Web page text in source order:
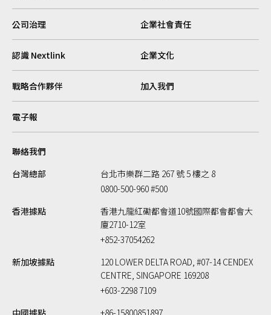
公司治理 企業社會責任
認識 Nextlink 企業文化
戰略合作夥伴 加入我們
電子報
聯絡我們
台灣總部
台北市樂群二路 267 號 5 樓之 8
0800-500-960 #500
香港據點
香港九龍紅磡都會道10號國際都會都會大
廈2710-12室
+852-37054262
新加坡據點
120 LOWER DELTA ROAD, #07-14 CENDEX
CENTRE, SINGAPORE 169208
+603-2298 7109
中國據點
+86-15800851897